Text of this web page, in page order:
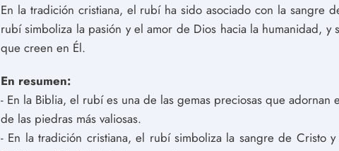
En la tradición cristiana, el rubí ha sido asociado con la sangre
rubí simboliza la pasión y el amor de Dios hacia la humanidad,
que creen en Él.
En resumen:
- En la Biblia, el rubí es una de las gemas preciosas que
de las piedras más valiosas.
- En la tradición cristiana, el rubí simboliza la sangre de